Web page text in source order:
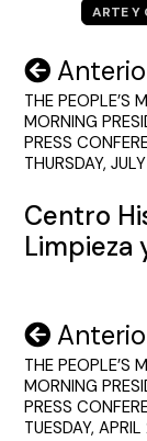
ARTE Y
de
entradas
THE PEOPLE’S
MORNING
PRESS
THURSDAY,
Centro
Limpieza
de
entradas
THE PEOPLE’S
MORNING
PRESS
TUESDAY,